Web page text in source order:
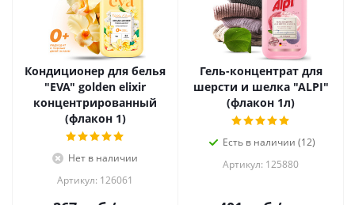
Кондиционер для белья
"EVA" golden elixir
концентрированный
(флакон 1)
Нет в наличии
Артикул: 126061
Гель-концентрат для
шерсти и шелка "ALPI"
(флакон 1л)
Есть в наличии (12)
Артикул: 125880